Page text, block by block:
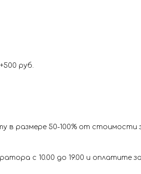
руб.
в размере 50-100% от стоимости
с 10.00 до 19.00 и оплатите